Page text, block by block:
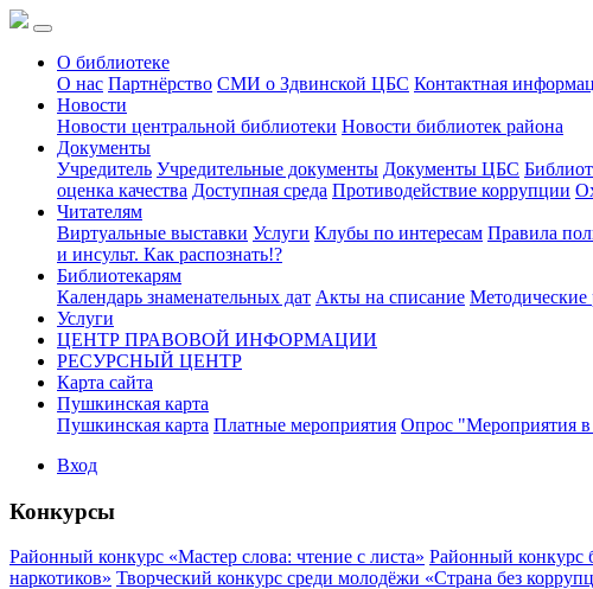
О библиотеке
О нас Партнёрство СМИ о Здвинской ЦБС Контактная
Новости
Новости центральной библиотеки Новости библиотек района
Документы
Учредитель Учредительные документы Документы ЦБС
оценка качества Доступная среда Противодействие коррупции
Читателям
Виртуальные выставки Услуги Клубы по интересам Правила
и инсульт. Как распознать!?
Библиотекарям
Календарь знаменательных дат Акты на списание Методические
Услуги
ЦЕНТР ПРАВОВОЙ ИНФОРМАЦИИ
РЕСУРСНЫЙ ЦЕНТР
Карта сайта
Пушкинская карта
Пушкинская карта Платные мероприятия Опрос "Мероприятия
Вход
Конкурсы
Районный конкурс «Мастер слова: чтение с листа» Районный конкурс
наркотиков» Творческий конкурс среди молодёжи «Страна без